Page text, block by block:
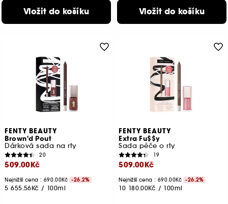
Vložit do košíku Vložit do košíku
FENTY BEAUTY
Brown'd Pout
Dárková sada na rty
20
509.00Kč
Nejnižší cena : 690.00Kč -26.2%
5 655.56Kč / 100ml
FENTY BEAUTY
Extra Fu$$y
Sada péče o rty
19
509.00Kč
Nejnižší cena : 690.00Kč -26.2%
10 180.00Kč / 100ml